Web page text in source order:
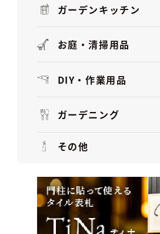
ガーデンキッチン
お庭・清掃用品
DIY・作業用品
ガーデニング
その他